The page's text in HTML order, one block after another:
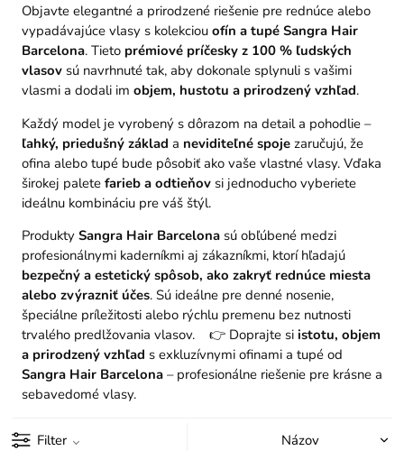
Objavte elegantné a prirodzené riešenie pre rednúce alebo
vypadávajúce vlasy s kolekciou ofín a tupé Sangra Hair
Barcelona. Tieto prémiové príčesky z 100 % ľudských
vlasovsú navrhnuté tak, aby dokonale splynuli s vašimi
vlasmi a dodali im objem, hustotu a prirodzený vzhľad.
Každý model je vyrobený s dôrazom na detail a pohodlie –
ľahký, priedušný základ a neviditeľné spojezaručujú, že
ofina alebo tupé bude pôsobiť ako vaše vlastné vlasy. Vďaka
širokej palete farieb a odtieňovsi jednoducho vyberiete
ideálnu kombináciu pre váš štýl.
Produkty Sangra Hair Barcelonasú obľúbené medzi
profesionálnymi kaderníkmi aj zákazníkmi, ktorí hľadajú
bezpečný a estetický spôsob, ako zakryť rednúce miesta
alebo zvýrazniť účes. Sú ideálne pre denné nosenie,
špeciálne príležitosti alebo rýchlu premenu bez nutnosti
trvalého predlžovania vlasov. 👉 Doprajte si istotu, objem
a prirodzený vzhľad s exkluzívnymi ofinami a tupé od
Sangra Hair Barcelona– profesionálne riešenie pre krásne a
sebavedomé vlasy.
Filter